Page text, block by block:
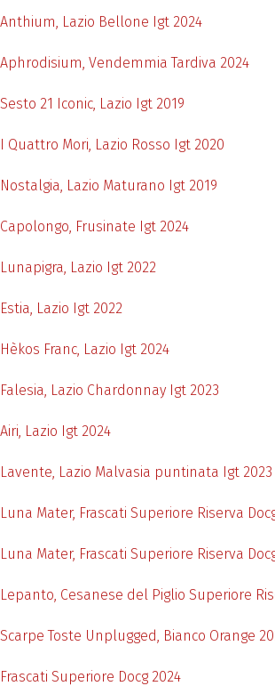
Anthium, Lazio Bellone Igt 2024
Aphrodisium, Vendemmia Tardiva 2024
Sesto 21 Iconic, Lazio Igt 2019
I Quattro Mori, Lazio Rosso Igt 2020
Nostalgia, Lazio Maturano Igt 2019
Capolongo, Frusinate Igt 2024
Lunapigra, Lazio Igt 2022
Estia, Lazio Igt 2022
Hèkos Franc, Lazio Igt 2024
Falesia, Lazio Chardonnay Igt 2023
Airi, Lazio Igt 2024
Lavente, Lazio Malvasia puntinata Igt 2023
Luna Mater, Frascati Superiore Riserva
Luna Mater, Frascati Superiore Riserva
Lepanto, Cesanese del Piglio Superiore
Scarpe Toste Unplugged, Bianco Orange
Frascati Superiore Docg 2024